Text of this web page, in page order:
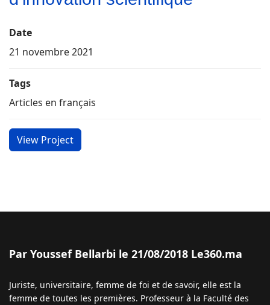
Date
21 novembre 2021
Tags
Articles en français
View Project
Par Youssef Bellarbi le 21/08/2018 Le360.ma
Juriste, universitaire, femme de foi et de savoir, elle est la
femme de toutes les premières. Professeur à la Faculté des